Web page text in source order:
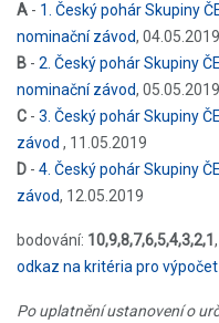
A - 1. Český pohár Skupiny
nominační závod, 04.05.2019
B - 2. Český pohár Skupiny
nominační závod, 05.05.2019
C - 3. Český pohár Skupiny
závod , 11.05.2019
D - 4. Český pohár Skupiny
závod, 12.05.2019
bodování: 10,9,8,7,6,5,4,3,2,1
odkaz na kritéria pro
Po uplatnění ustanovení o